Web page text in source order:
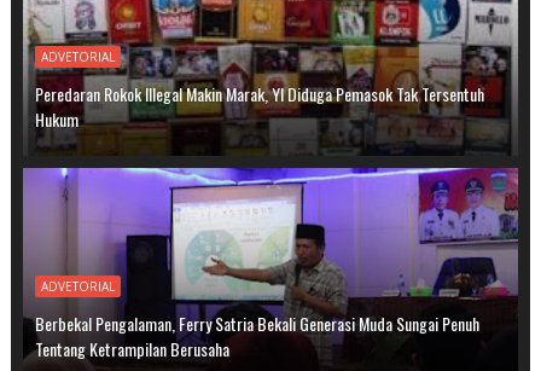
ADVETORIAL
Peredaran Rokok Illegal Makin Marak, YI Diduga Pemasok Tak Tersentuh
Hukum
ADVETORIAL
Berbekal Pengalaman, Ferry Satria Bekali Generasi Muda Sungai Penuh
Tentang Ketrampilan Berusaha